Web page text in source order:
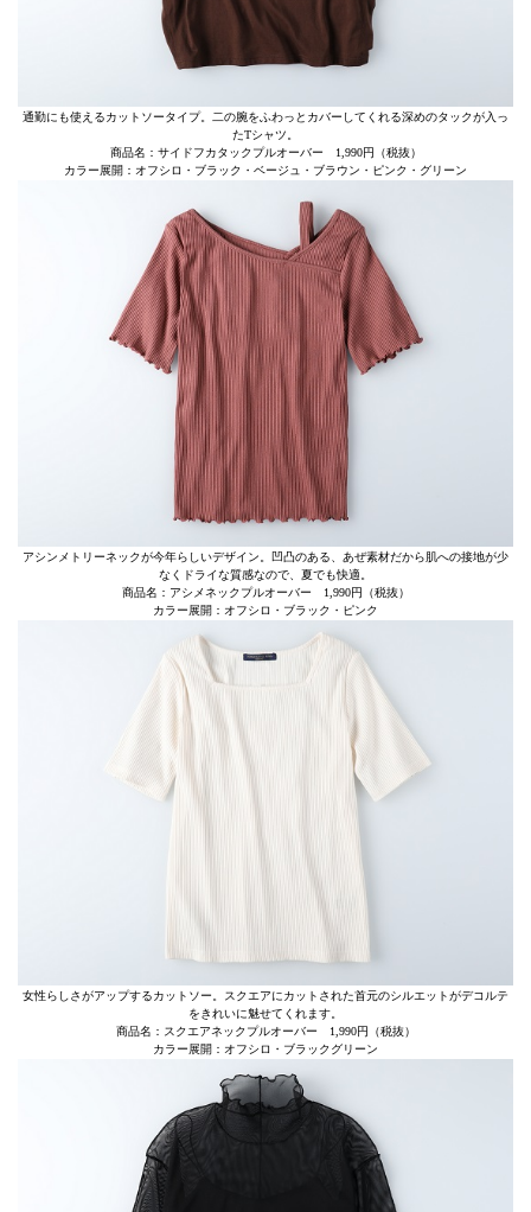
通勤にも使えるカットソータイプ。二の腕をふわっとカバーしてくれる深めのタックが入っ
たTシャツ。
商品名：サイドフカタックプルオーバー 1,990円（税抜）
カラー展開：オフシロ・ブラック・ベージュ・ブラウン・ピンク・グリーン
アシンメトリーネックが今年らしいデザイン。凹凸のある、あぜ素材だから肌への接地が少
なくドライな質感なので、夏でも快適。
商品名：アシメネックプルオーバー 1,990円（税抜）
カラー展開：オフシロ・ブラック・ピンク
女性らしさがアップするカットソー。スクエアにカットされた首元のシルエットがデコルテ
をきれいに魅せてくれます。
商品名：スクエアネックプルオーバー 1,990円（税抜）
カラー展開：オフシロ・ブラックグリーン